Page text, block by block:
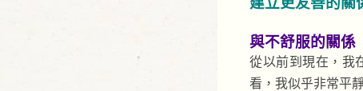
與不舒服的關係
從以前到現在，我
看，我似乎非常平